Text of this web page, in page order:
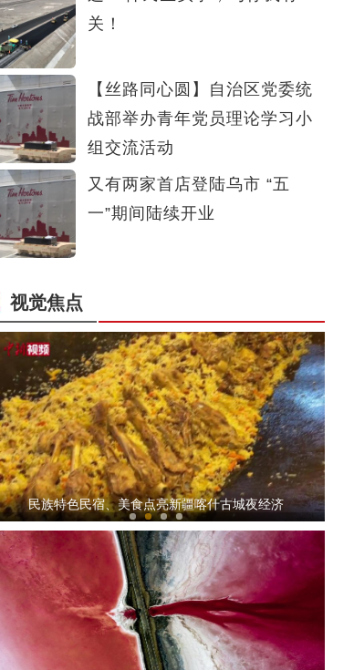
关！
【丝路同心圆】自治区党委统
战部举办青年党员理论学习小
组交流活动
又有两家首店登陆乌市 “五
一”期间陆续开业
视觉焦点
丁荫楠：我对这部片子的未来充满信心
当坦桑尼亚咖啡遇上中国茶叶 “跨国夫妇”在
民族特色民宿、美食点亮新疆喀什古城夜经济